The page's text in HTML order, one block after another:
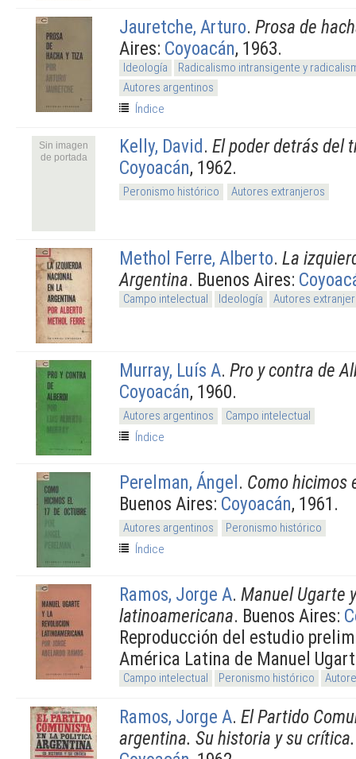
Jauretche, Arturo. Prosa de
Aires: Coyoacán, 1963.
Ideología
Radicalismo intransigente y
Autores argentinos
Índice
Sin imagen
de portada
Kelly, David. El poder detrás del
Coyoacán, 1962.
Peronismo histórico Autores extranjeros
Methol Ferre, Alberto. La
Argentina. Buenos Aires:
Campo intelectual Ideología Autores
Murray, Luís A. Pro y contra de
Coyoacán, 1960.
Autores argentinos
Campo intelectual
Índice
Perelman, Ángel. Como hicimos
Buenos Aires: Coyoacán, 1961.
Autores argentinos
Peronismo histórico
Índice
Ramos, Jorge A. Manuel Ugarte
latinoamericana. Buenos Aires:
Reproducción del estudio
América Latina de Manuel
Campo intelectual Peronismo histórico
Ramos, Jorge A. El Partido
argentina. Su historia y su crítica.